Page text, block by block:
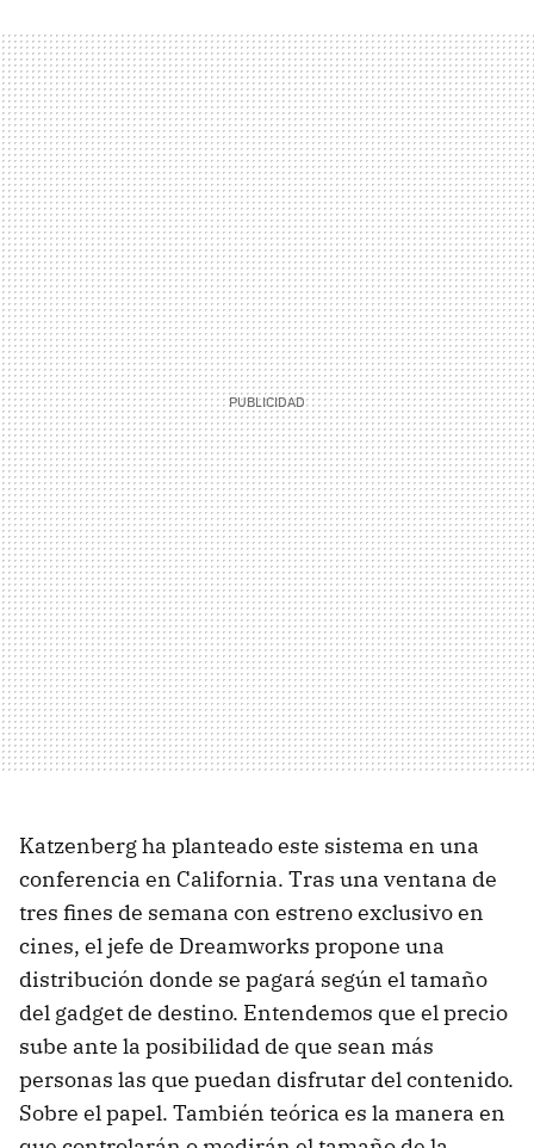
Katzenberg ha planteado este sistema en una
conferencia en California. Tras una ventana de
tres fines de semana con estreno exclusivo en
cines, el jefe de Dreamworks propone una
distribución donde se pagará según el tamaño
del gadget de destino. Entendemos que el precio
sube ante la posibilidad de que sean más
personas las que puedan disfrutar del contenido.
Sobre el papel. También teórica es la manera en